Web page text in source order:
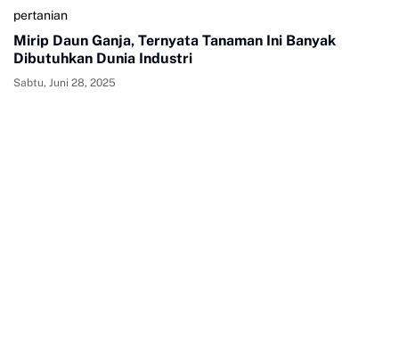
pertanian
Mirip Daun Ganja, Ternyata Tanaman Ini Banyak
Dibutuhkan Dunia Industri
Sabtu, Juni 28, 2025